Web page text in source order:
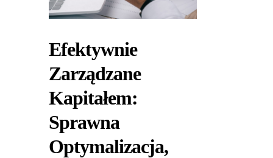
Efektywnie
Zarządzane
Kapitałem:
Sprawna
Optymalizacja,